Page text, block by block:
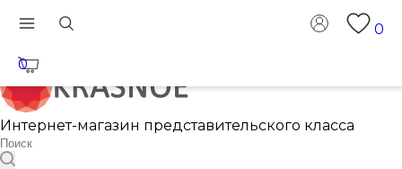
0
0
Интернет-магазин представительского класса